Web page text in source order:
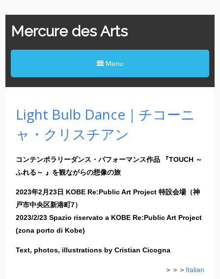
Mercure des Arts
Menu
Light Bulb Dance｜チコーニ
ャ・クリスチアン
コンテンポラリーダンス・パフォーマンス作品 『TOUCH ～
ふれる～ 』を観ながらの想像の旅
2023年2月23日 KOBE Re:Public Art Project 特設会場（神
戸市中央区新港町7）
2023/2/23 Spazio riservato a KOBE Re:Public Art Project
(zona porto di Kobe)
Text, photos, illustrations by Cristian Cicogna
＞＞＞ Italian